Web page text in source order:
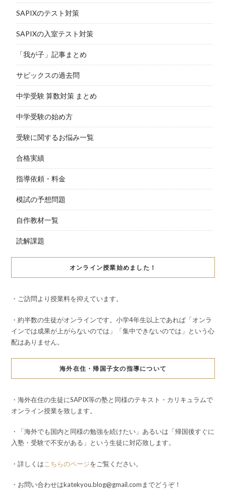
SAPIXのテスト対策
SAPIXの入室テスト対策
「我が子」記事まとめ
サピックスの過去問
中学受験 算数対策 まとめ
中学受験の始め方
受験に関するお悩み一覧
合格実績
指導依頼・料金
模試の予想問題
自作教材一覧
読解課題
オンライン授業始めました！
・ご訪問より授業料を抑えています。
・約半数の生徒がオンラインです。小学4年生以上であれば「オンラ
インでは成果が上がらないのでは」「集中できないのでは」という心
配はありません。
海外在住・帰国子女の指導について
・海外在住の生徒にSAPIX等の塾と同様のテキスト・カリキュラムで
オンライン授業を致します。
・「海外でも国内と同様の勉強を続けたい」あるいは「帰国後すぐに
入塾・受験で不安がある」という生徒に対応致します。
・詳しくは こちらのページをご覧ください。
・お問い合わせはkatekyou.blog@gmail.comまでどうぞ！